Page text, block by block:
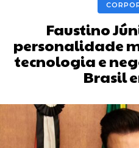
Faustino
personalidade
tecnologia e
Brasil